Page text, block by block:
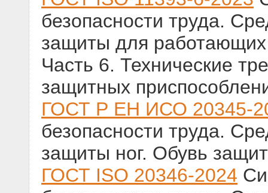
безопасности труда.
защиты для
Часть 6. Технические
защитных
ГОСТ Р ЕН ИСО 20345-
безопасности труда.
защиты ног. Обувь
ГОСТ ISO 20346-2024